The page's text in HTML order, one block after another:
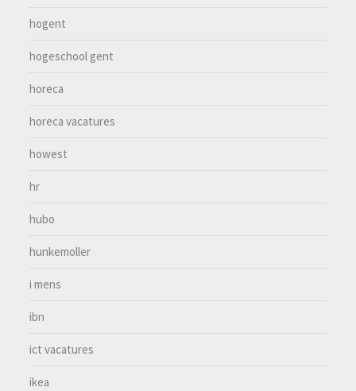
hogent
hogeschool gent
horeca
horeca vacatures
howest
hr
hubo
hunkemoller
i mens
ibn
ict vacatures
ikea